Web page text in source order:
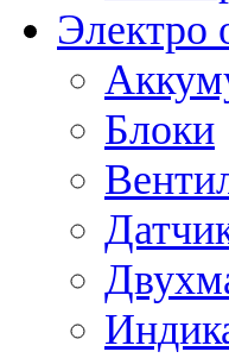
Электро
Блоки